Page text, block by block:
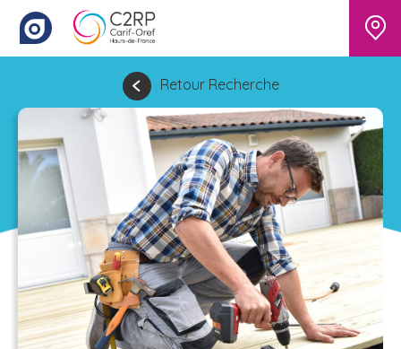
Retour Recherche